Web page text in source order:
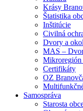
Krásy
Štatistika
Inštitúcie
Civilná
Dvory a
MAS –
Certifikáty
OZ
Samospráva
Starosta